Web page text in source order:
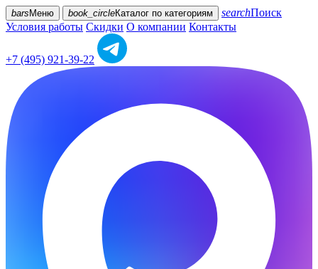
bars Меню book_circleКаталог по категориям searchПоиск
Условия работы Скидки О компании Контакты
+7 (495) 921-39-22